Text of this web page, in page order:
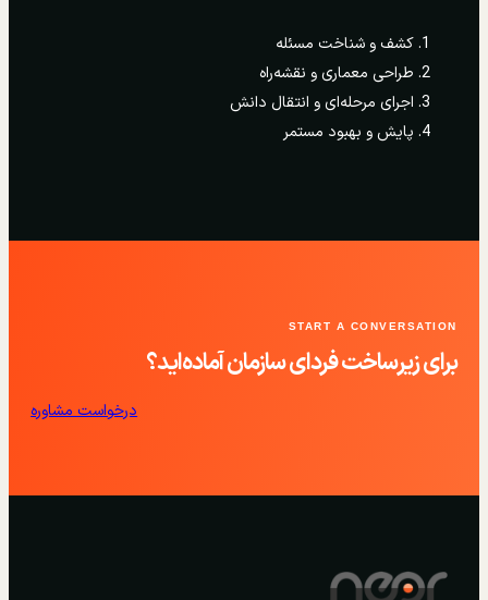
کشف و شناخت مسئله
طراحی معماری و نقشه‌راه
اجرای مرحله‌ای و انتقال دانش
پایش و بهبود مستمر
START A CONVERSATION
برای زیرساخت فردای سازمان آماده‌اید؟
درخواست مشاوره